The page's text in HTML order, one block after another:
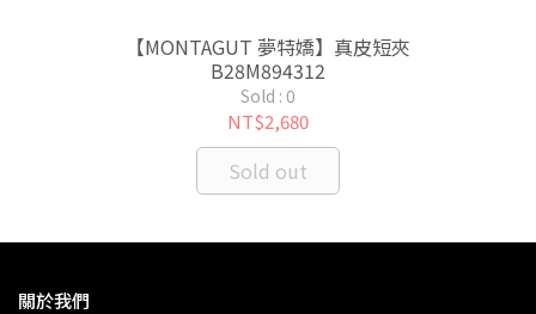
【MONTAGUT 夢特嬌】真皮短夾
B28M894312
Sold : 0
NT$2,680
Sold out
關於我們